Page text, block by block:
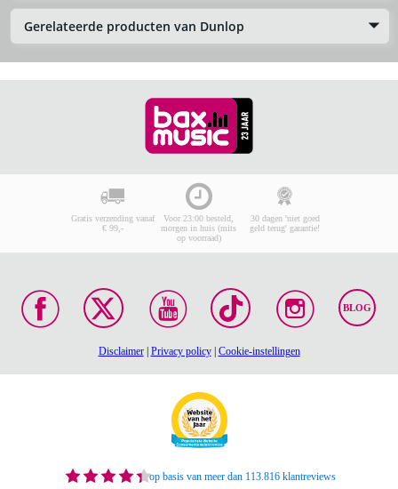
Gerelateerde producten van Dunlop
Gratis verzending vanaf
€ 99,-
Voor 23:00 besteld,
morgen in huis (mits
op voorraad)
30 dagen 'niet goed
geld terug' garantie!
BLOG
Disclaimer| Privacy policy| Cookie-instellingen
op basis van meer dan 113.816 klantreviews